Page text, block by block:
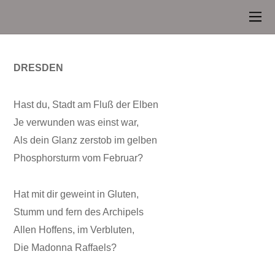
DRESDEN
Hast du, Stadt am Fluß der Elben
Je verwunden was einst war,
Als dein Glanz zerstob im gelben
Phosphorsturm vom Februar?
Hat mit dir geweint in Gluten,
Stumm und fern des Archipels
Allen Hoffens, im Verbluten,
Die Madonna Raffaels?